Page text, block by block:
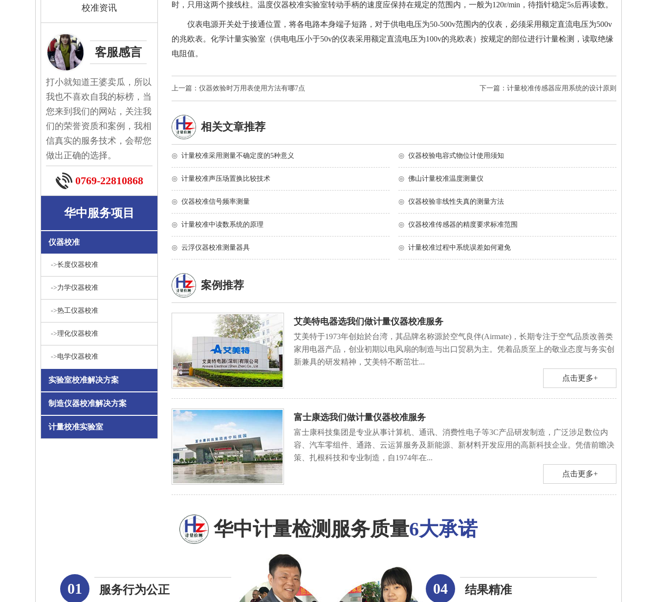
校准资讯
客服感言
打小就知道王婆卖瓜，所以
我也不喜欢自我的标榜，当
您来到我们的网站，关注我
们的荣誉资质和案例，我相
信真实的服务技术，会帮您
做出正确的选择。
0769-22810868
华中服务项目
仪器校准
->长度仪器校准
->力学仪器校准
->热工仪器校准
->理化仪器校准
->电学仪器校准
实验室校准解决方案
制造仪器校准解决方案
计量校准实验室
时，只用这两个接线柱。 温度仪器校准实验室转动手柄的速度应保持在规定的范围内，一般为120r/min，待指针稳定5s后再读数。
仪表电源开关处于接通位置，将各电路本身端子短路，对于供电电压为50-500v范围内的仪表，必须采用额定直流电压为500v
的兆欧表。 化学计量实验室 （供电电压小于50v的仪表采用额定直流电压为100v的兆欧表）按规定的部位进行计量检测，读取绝缘
电阻值。
下一篇：计量校准传感器应用系统的设计原则
上一篇：仪器效验时万用表使用方法有哪7点
相关文章推荐
◎ 计量校准采用测量不确定度的5种意义 ◎ 仪器校验电容式物位计使用须知
◎ 计量校准声压场置换比较技术 ◎ 佛山计量校准温度测量仪
◎ 仪器校准信号频率测量 ◎ 仪器校验非线性失真的测量方法
◎ 计量校准中读数系统的原理 ◎ 仪器校准传感器的精度要求标准范围
◎ 云浮仪器校准测量器具 ◎ 计量校准过程中系统误差如何避免
案例推荐
艾美特电器选我们做计量仪器校准服务
艾美特于1973年创始於台湾，其品牌名称源於空气良伴(Airmate)，长期专注于空气品质改善类
家用电器产品，创业初期以电风扇的制造与出口贸易为主。凭着品质至上的敬业态度与务实创
新兼具的研发精神，艾美特不断茁壮...
点击更多+
富士康选我们做计量仪器校准服务
富士康科技集团是专业从事计算机、通讯、消费性电子等3C产品研发制造，广泛涉足数位内
容、汽车零组件、通路、云运算服务及新能源、新材料开发应用的高新科技企业。凭借前瞻决
策、扎根科技和专业制造，自1974年在...
点击更多+
华中计量检测服务质量6大承诺
01 服务行为公正 04 结果精准